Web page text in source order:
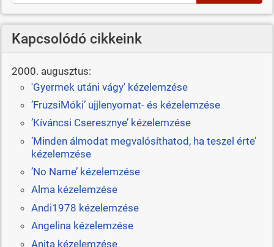
Kapcsolódó cikkeink
2000. augusztus:
'Gyermek utáni vágy' kézelemzése
’FruzsiMóki’ ujjlenyomat- és kézelemzése
’Kíváncsi Cseresznye’ kézelemzése
’Minden álmodat megvalósíthatod, ha teszel érte’
kézelemzése
’No Name’ kézelemzése
Alma kézelemzése
Andi1978 kézelemzése
Angelina kézelemzése
Anita kézelemzése